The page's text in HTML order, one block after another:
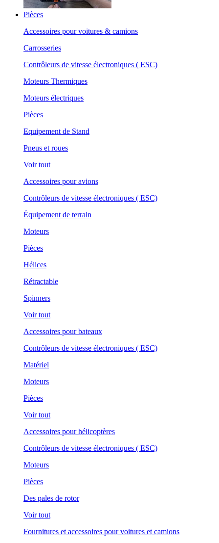
Pièces
Accessoires pour voitures & camions
Carrosseries
Contrôleurs de vitesse électroniques ( ESC)
Moteurs Thermiques
Moteurs électriques
Pièces
Equipement de Stand
Pneus et roues
Voir tout
Accessoires pour avions
Contrôleurs de vitesse électroniques ( ESC)
Équipement de terrain
Moteurs
Pièces
Hélices
Rétractable
Spinners
Voir tout
Accessoires pour bateaux
Contrôleurs de vitesse électroniques ( ESC)
Matériel
Moteurs
Pièces
Voir tout
Accessoires pour hélicoptères
Contrôleurs de vitesse électroniques ( ESC)
Moteurs
Pièces
Des pales de rotor
Voir tout
Fournitures et accessoires pour voitures et camions